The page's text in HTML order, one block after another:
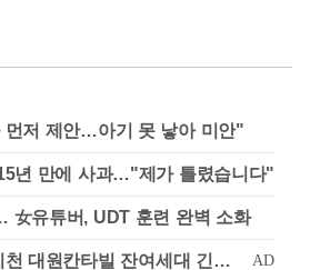
먼저 제안…아기 못 낳아 미안"
년 만에 사과…"제가 틀렸습니다"
女유튜버, UDT 훈련 완벽 소화